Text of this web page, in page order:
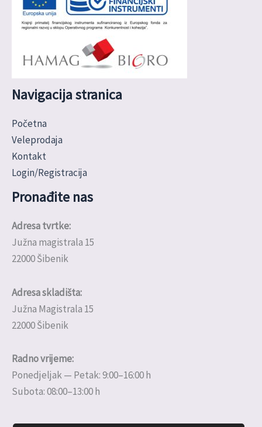
Navigacija stranica
Početna
Veleprodaja
Kontakt
Login/Registracija
Pronađite nas
Adresa tvrtke:
Južna magistrala 15
22000 Šibenik
Adresa skladišta:
Južna Magistrala 15
22000 Šibenik
Radno vrijeme:
Ponedjeljak — Petak: 9:00–16:00 h
Subota: 08:00–13:00 h